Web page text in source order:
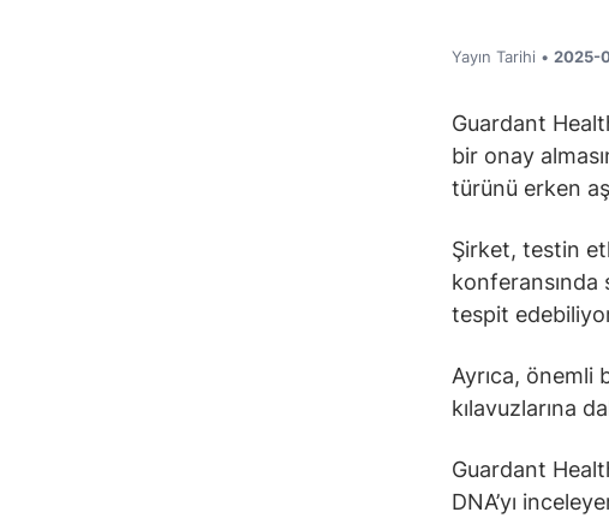
Yayın Tarihi • 2025-
Guardant
bir onay
türünü erken
Şirket, testin
tespit
Ayrıca, önemli
kılavuzlarına
Guardant
DNA’yı